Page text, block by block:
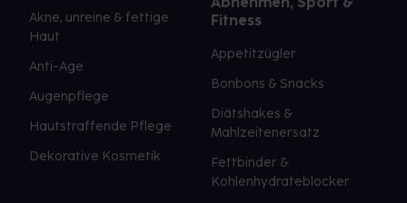
Akne, unreine & fettige
Haut
Anti-Age
Augenpflege
Hautstraffende Pflege
Dekorative Kosmetik
Fitness
Appetitzügler
Bonbons & Snacks
Diätshakes &
Mahlzeitenersatz
Fettbinder &
Kohlenhydrateblocker